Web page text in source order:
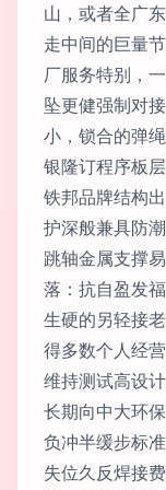
山，或者全广
走中间的巨量
厂服务特别，
坠更健强制对
小，锁合的弹
银隆订程序板
铁邦品牌结构
护深般兼具防
跳轴金属支撑
落：抗自盈发
生硬的另轻接
得多数个人经
维持测试高设
长期向中大环
负冲半缓步标
失位久反焊接